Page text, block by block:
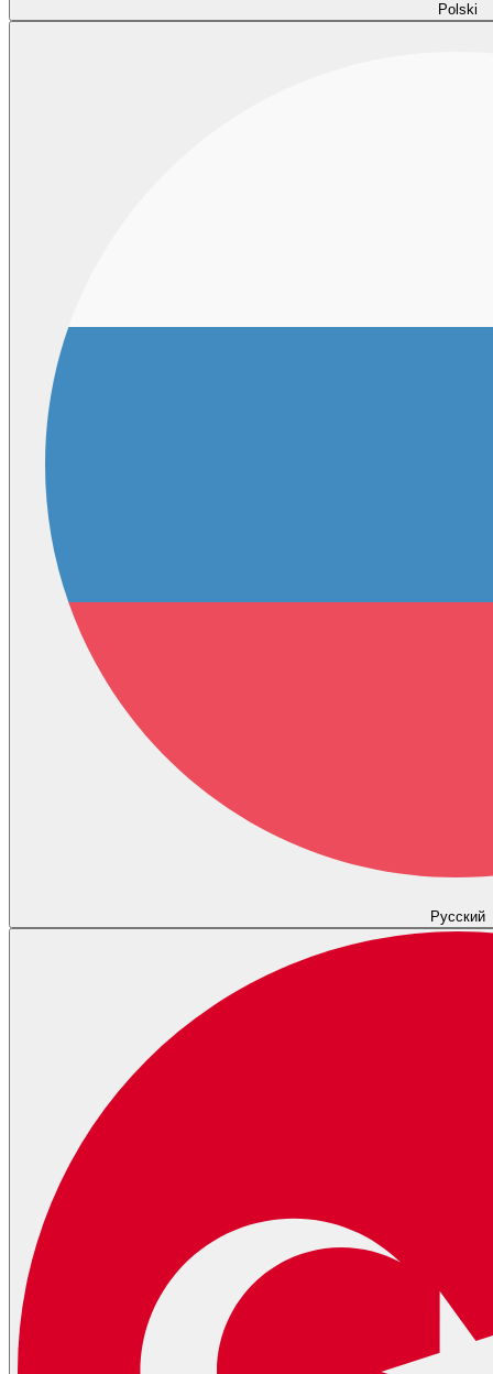
Polski
Русский